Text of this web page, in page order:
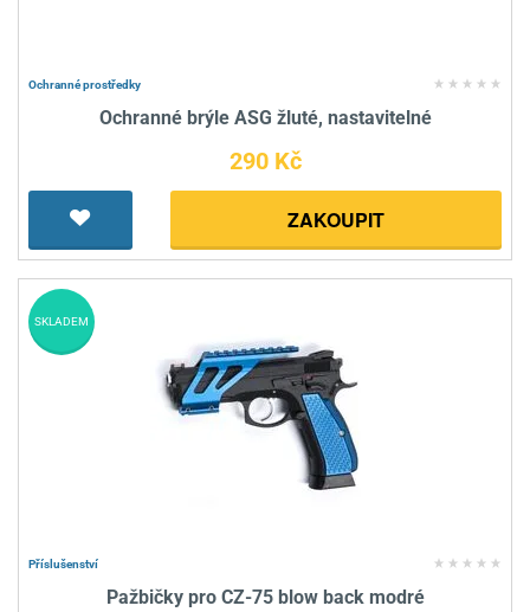
Ochranné prostředky
Ochranné brýle ASG žluté, nastavitelné
290 Kč
ZAKOUPIT
Příslušenství
Pažbičky pro CZ-75 blow back modré
SKLADEM